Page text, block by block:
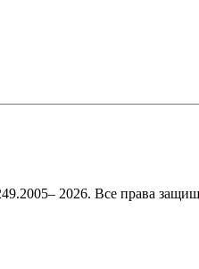
2026. Все права